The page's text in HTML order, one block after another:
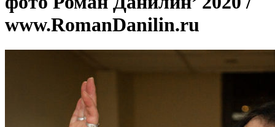
www.RomanDanilin.ru